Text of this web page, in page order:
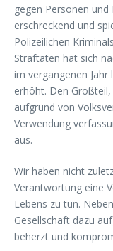
gegen Personen
erschreckend und
Polizeilichen
Straftaten hat sich
im vergangenen
erhöht. Den
aufgrund von
Verwendung
aus.
Wir haben nicht
Verantwortung eine
Lebens zu tun.
Gesellschaft dazu
beherzt und